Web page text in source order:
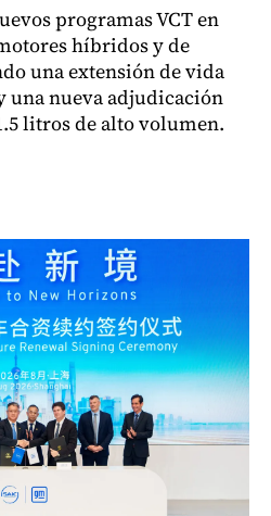
programas VCT en
híbridos y de
una extensión de vida
una nueva adjudicación
litros de alto volumen.